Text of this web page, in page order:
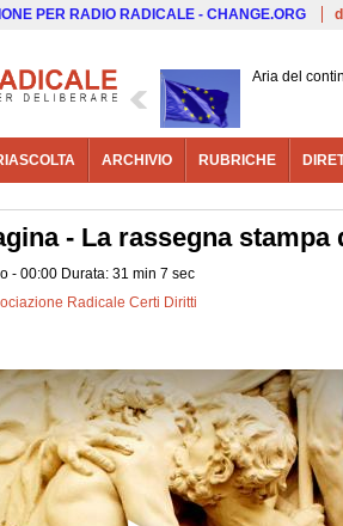
PER RADIO RADICALE - CHANGE.ORG
Aria del
ARCHIVIO RUBRICHE
- La rassegna
- 00:00 Durata: 31 min 7 sec
Radicale Certi Diritti